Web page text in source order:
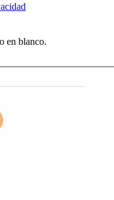
en blanco.